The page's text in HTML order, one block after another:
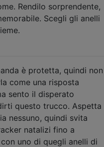
Rendilo sorprendente,
Scegli gli anelli
è protetta, quindi non
come una risposta
sento il disperato
questo trucco. Aspetta
nessuno, quindi svita
natalizi fino a
uno di quegli anelli di